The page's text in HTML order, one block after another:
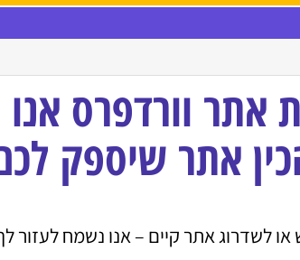
אתר וורדפרס
אתר שיספק
לשדרוג אתר קיים – אנו נשמח לעזור